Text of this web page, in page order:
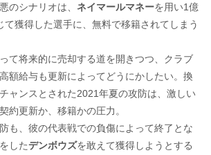
のシナリオは、 ネイマールマネーを用い1億
獲得した選手に、無料で移籍されてしまう
て将来的に売却する道を開きつつ、クラブ
額給与も更新によってどうにかしたい。換
ャンスとされた2021年夏の攻防は、激しい
約更新か、移籍かの圧力。
も、彼の代表戦での負傷によって終了とな
したデンボウズを敢えて獲得しようとする